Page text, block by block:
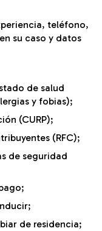
teléfono,
su caso y datos
de salud
y fobias);
(CURP);
(RFC);
de seguridad
de residencia;